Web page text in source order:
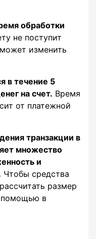
обработки
не поступит
изменить
в течение 5
на счет. Время
от платежной
транзакции в
множество
и
Чтобы средства
размер
помощью в